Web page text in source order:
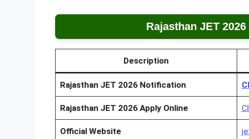
Rajasthan JET
Description
Rajasthan JET 2026 Notification
Rajasthan JET 2026 Apply Online
Official Website